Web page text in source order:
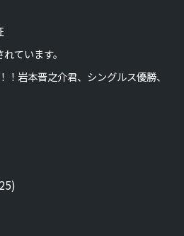
ています。
！岩本晋之介君、シングルス優勝、